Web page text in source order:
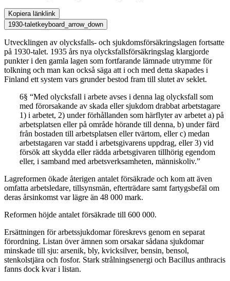
Kopiera länklink
1930-taletkeyboard_arrow_down
Utvecklingen av olycksfalls- och sjukdomsförsäkringslagen fortsatte
på 1930-talet. 1935 års nya olycksfallsförsäkringslag klargjorde
punkter i den gamla lagen som fortfarande lämnade utrymme för
tolkning och man kan också säga att i och med detta skapades i
Finland ett system vars grunder bestod fram till slutet av seklet.
6§ “Med olycksfall i arbete avses i denna lag olycksfall som
med förorsakande av skada eller sjukdom drabbat arbetstagare
1) i arbetet, 2) under förhållanden som härflyter av arbetet a) på
arbetsplatsen eller på område hörande till denna, b) under färd
från bostaden till arbetsplatsen eller tvärtom, eller c) medan
arbetstagaren var stadd i arbetsgivarens uppdrag, eller 3) vid
försök att skydda eller rädda arbetsgivaren tillhörig egendom
eller, i samband med arbetsverksamheten, människoliv.”
Lagreformen ökade återigen antalet försäkrade och kom att även
omfatta arbetsledare, tillsynsmän, efterträdare samt fartygsbefäl om
deras årsinkomst var lägre än 48 000 mark.
Reformen höjde antalet försäkrade till 600 000.
Ersättningen för arbetssjukdomar föreskrevs genom en separat
förordning. Listan över ämnen som orsakar sådana sjukdomar
minskade till sju: arsenik, bly, kvicksilver, bensin, bensol,
stenkolstjära och fosfor. Stark strålningsenergi och Bacillus anthracis
fanns dock kvar i listan.